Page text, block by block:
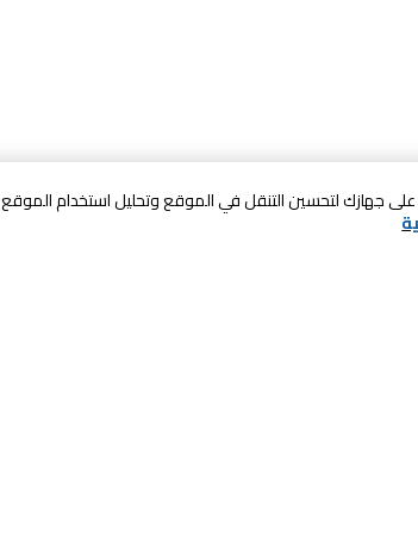
بالنقر فوق «متابعة»، فإنك توافق على تخزين cookies على جهازك لتحسين التنقل في الموقع وتحليل استخدام الموقع